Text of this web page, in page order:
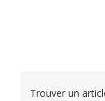
Trouver un